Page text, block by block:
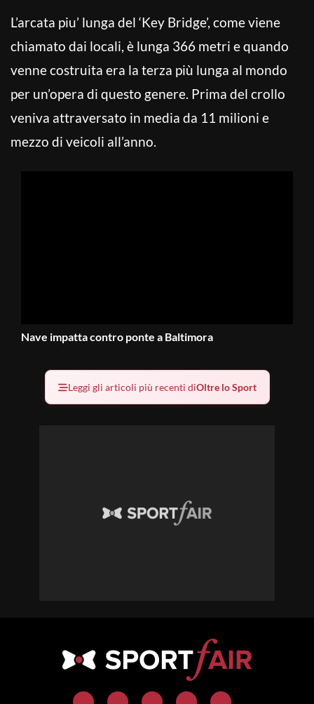
L’arcata piu’ lunga del ‘Key Bridge’, come viene
chiamato dai locali, è lunga 366 metri e quando
venne costruita era la terza più lunga al mondo
per un’opera di questo genere. Prima del crollo
veniva attraversato in media da 11 milioni e
mezzo di veicoli all’anno.
Nave impatta contro ponte a Baltimora
Leggi gli articoli più recenti diOltre lo Sport